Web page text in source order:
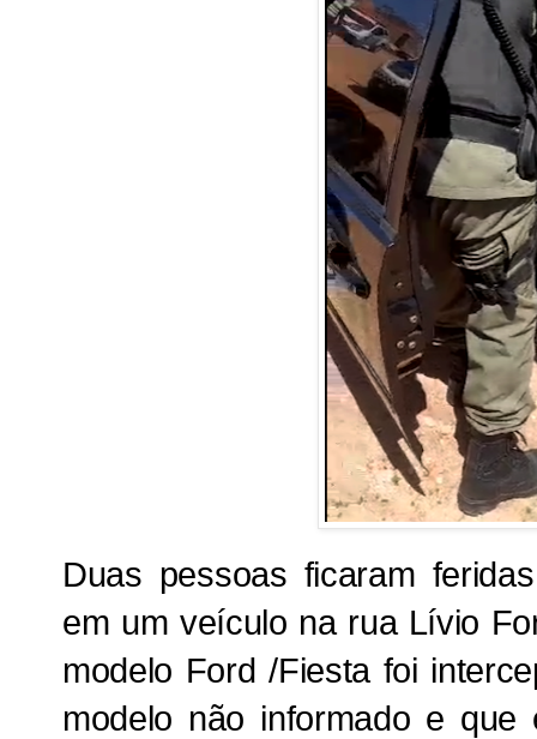
Duas pessoas ficaram
em um veículo na rua Lívio
modelo Ford /Fiesta foi
modelo não informado e que